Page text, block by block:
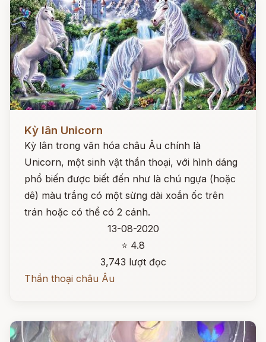
Kỳ lân Unicorn
Kỳ lân trong văn hóa châu Âu chính là
Unicorn, một sinh vật thần thoại, với hình dáng
phổ biến được biết đến như là chú ngựa (hoặc
dê) màu trắng có một sừng dài xoắn ốc trên
trán hoặc có thể có 2 cánh.
13-08-2020
⭐ 4.8
3,743 lượt đọc
Thần thoại châu Âu